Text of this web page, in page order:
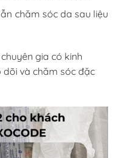
chăm sóc da sau liệu
gia có kinh
dõi và chăm sóc đặc